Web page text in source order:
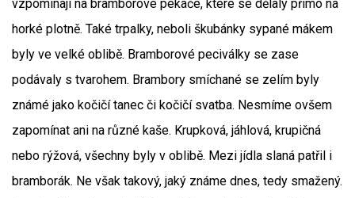
vzpomínají na bramborové pekáče, které se dělaly přímo na
horké plotně. Také trpalky, neboli škubánky sypané mákem
byly ve velké oblibě. Bramborové peciválky se zase
podávaly s tvarohem. Brambory smíchané se zelím byly
známé jako kočičí tanec či kočičí svatba. Nesmíme ovšem
zapomínat ani na různé kaše. Krupková, jáhlová, krupičná
nebo rýžová, všechny byly v oblibě. Mezi jídla slaná patřil i
bramborák. Ne však takový, jaký známe dnes, tedy smažený.